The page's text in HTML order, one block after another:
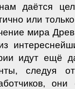
даётся
или
мира
идут ещё
следуя